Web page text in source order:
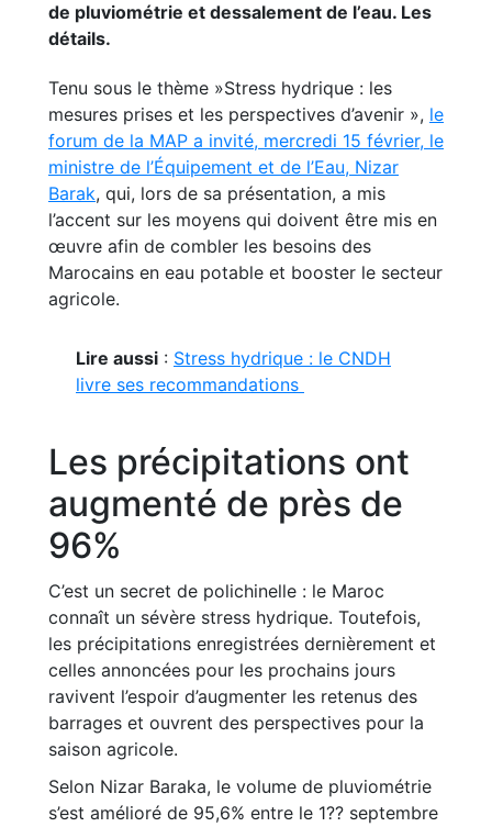
de pluviométrie et dessalement de l’eau. Les
détails.
Tenu sous le thème »Stress hydrique : les
mesures prises et les perspectives d’avenir », le
forum de la MAP a invité, mercredi 15 février, le
ministre de l’Équipement et de l’Eau, Nizar
Barak, qui, lors de sa présentation, a mis
l’accent sur les moyens qui doivent être mis en
œuvre afin de combler les besoins des
Marocains en eau potable et booster le secteur
agricole.
Lire aussi : Stress hydrique : le CNDH
livre ses recommandations
Les précipitations ont
augmenté de près de
96%
C’est un secret de polichinelle : le Maroc
connaît un sévère stress hydrique. Toutefois,
les précipitations enregistrées dernièrement et
celles annoncées pour les prochains jours
ravivent l’espoir d’augmenter les retenus des
barrages et ouvrent des perspectives pour la
saison agricole.
Selon Nizar Baraka, le volume de pluviométrie
s’est amélioré de 95,6% entre le 1?? septembre